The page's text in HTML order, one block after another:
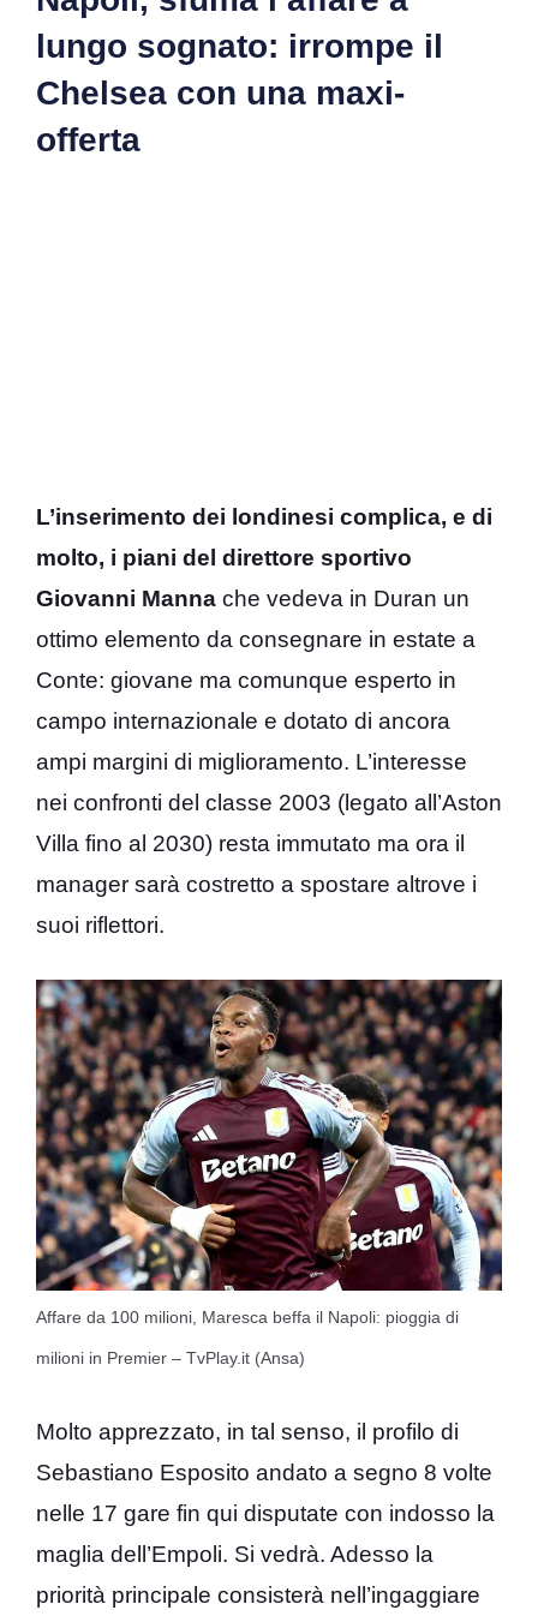
lungo sognato: irrompe il
Chelsea con una maxi-
offerta
L’inserimento dei londinesi complica, e di
molto, i piani del direttore sportivo
Giovanni Manna che vedeva in Duran un
ottimo elemento da consegnare in estate a
Conte: giovane ma comunque esperto in
campo internazionale e dotato di ancora
ampi margini di miglioramento. L’interesse
nei confronti del classe 2003 (legato all’Aston
Villa fino al 2030) resta immutato ma ora il
manager sarà costretto a spostare altrove i
suoi riflettori.
Affare da 100 milioni, Maresca beffa il Napoli: pioggia di
milioni in Premier – TvPlay.it (Ansa)
Molto apprezzato, in tal senso, il profilo di
Sebastiano Esposito andato a segno 8 volte
nelle 17 gare fin qui disputate con indosso la
maglia dell’Empoli. Si vedrà. Adesso la
priorità principale consisterà nell’ingaggiare